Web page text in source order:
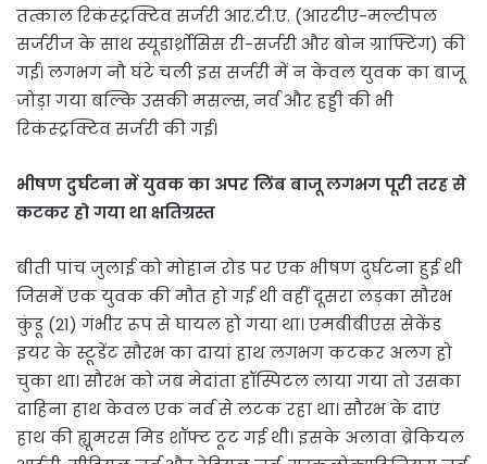
तत्काल रिकंस्ट्रक्टिव सर्जरी आर.टी.ए. (आरटीए-मल्टीपल
सर्जरीज के साथ स्यूडार्थ्रोसिस री-सर्जरी और बोन ग्राफ्टिंग) की
गई। लगभग नौ घंटे चली इस सर्जरी में न केवल युवक का बाजू
जोड़ा गया बल्कि उसकी मसल्स, नर्व और हड्डी की भी
रिकंस्ट्रक्टिव सर्जरी की गई।
भीषण दुर्घटना में युवक का अपर लिंब बाजू लगभग पूरी तरह से
कटकर हो गया था क्षतिग्रस्त
बीती पांच जुलाई को मोहान रोड पर एक भीषण दुर्घटना हुई थी
जिसमें एक युवक की मौत हो गई थी वहीं दूसरा लड़का सौरभ
कुंडू (21) गंभीर रूप से घायल हो गया था। एमबीबीएस सेकेंड
इयर के स्टूडेंट सौरभ का दायां हाथ लगभग कटकर अलग हो
चुका था। सौरभ को जब मेदांता हॉस्पिटल लाया गया तो उसका
दाहिना हाथ केवल एक नर्व से लटक रहा था। सौरभ के दाएं
हाथ की ह्यूमरस मिड शॉफ्ट टूट गई थी। इसके अलावा ब्रेकियल